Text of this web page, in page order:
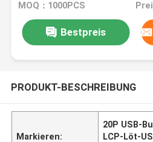
MOQ：1000PCS
Bestpreis
PRODUKT-BESCHREIBUNG
Markieren:
20P USB-
LCP-Löt-